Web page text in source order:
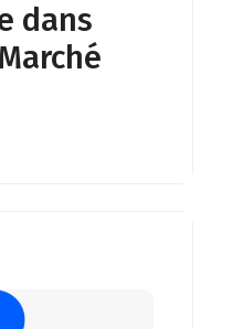
des
à venir
dans